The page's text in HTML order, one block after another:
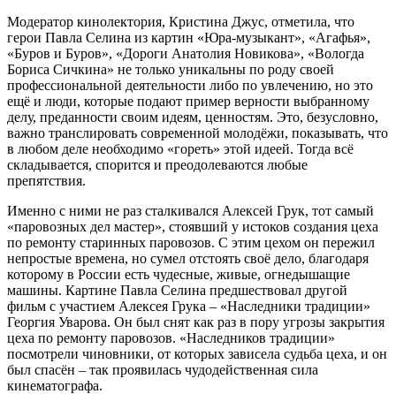
Модератор кинолектория, Кристина Джус, отметила, что
герои Павла Селина из картин «Юра-музыкант», «Агафья»,
«Буров и Буров», «Дороги Анатолия Новикова», «Вологда
Бориса Сичкина» не только уникальны по роду своей
профессиональной деятельности либо по увлечению, но это
ещё и люди, которые подают пример верности выбранному
делу, преданности своим идеям, ценностям. Это, безусловно,
важно транслировать современной молодёжи, показывать, что
в любом деле необходимо «гореть» этой идеей. Тогда всё
складывается, спорится и преодолеваются любые
препятствия.
Именно с ними не раз сталкивался Алексей Грук, тот самый
«паровозных дел мастер», стоявший у истоков создания цеха
по ремонту старинных паровозов. С этим цехом он пережил
непростые времена, но сумел отстоять своё дело, благодаря
которому в России есть чудесные, живые, огнедышащие
машины. Картине Павла Селина предшествовал другой
фильм с участием Алексея Грука – «Наследники традиции»
Георгия Уварова. Он был снят как раз в пору угрозы закрытия
цеха по ремонту паровозов. «Наследников традиции»
посмотрели чиновники, от которых зависела судьба цеха, и он
был спасён – так проявилась чудодейственная сила
кинематографа.